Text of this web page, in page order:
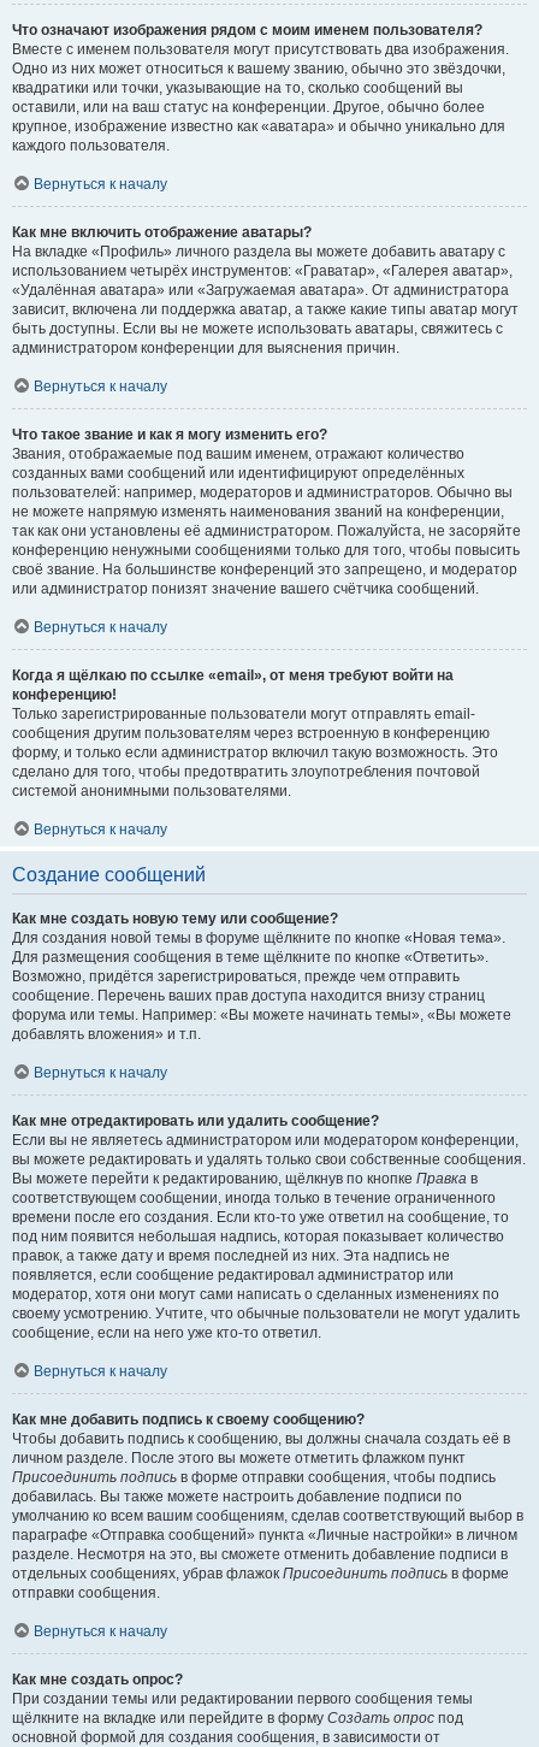
Что означают изображения рядом с моим именем пользователя?
Вместе с именем пользователя могут присутствовать два изображения.
Одно из них может относиться к вашему званию, обычно это звёздочки,
квадратики или точки, указывающие на то, сколько сообщений вы
оставили, или на ваш статус на конференции. Другое, обычно более
крупное, изображение известно как «аватара» и обычно уникально для
каждого пользователя.
Вернуться к началу
Как мне включить отображение аватары?
На вкладке «Профиль» личного раздела вы можете добавить аватару с
использованием четырёх инструментов: «Граватар», «Галерея аватар»,
«Удалённая аватара» или «Загружаемая аватара». От администратора
зависит, включена ли поддержка аватар, а также какие типы аватар могут
быть доступны. Если вы не можете использовать аватары, свяжитесь с
администратором конференции для выяснения причин.
Вернуться к началу
Что такое звание и как я могу изменить его?
Звания, отображаемые под вашим именем, отражают количество
созданных вами сообщений или идентифицируют определённых
пользователей: например, модераторов и администраторов. Обычно вы
не можете напрямую изменять наименования званий на конференции,
так как они установлены её администратором. Пожалуйста, не засоряйте
конференцию ненужными сообщениями только для того, чтобы повысить
своё звание. На большинстве конференций это запрещено, и модератор
или администратор понизят значение вашего счётчика сообщений.
Вернуться к началу
Когда я щёлкаю по ссылке «email», от меня требуют войти на
конференцию!
Только зарегистрированные пользователи могут отправлять email-
сообщения другим пользователям через встроенную в конференцию
форму, и только если администратор включил такую возможность. Это
сделано для того, чтобы предотвратить злоупотребления почтовой
системой анонимными пользователями.
Вернуться к началу
Создание сообщений
Как мне создать новую тему или сообщение?
Для создания новой темы в форуме щёлкните по кнопке «Новая тема».
Для размещения сообщения в теме щёлкните по кнопке «Ответить».
Возможно, придётся зарегистрироваться, прежде чем отправить
сообщение. Перечень ваших прав доступа находится внизу страниц
форума или темы. Например: «Вы можете начинать темы», «Вы можете
добавлять вложения» и т.п.
Вернуться к началу
Как мне отредактировать или удалить сообщение?
Если вы не являетесь администратором или модератором конференции,
вы можете редактировать и удалять только свои собственные сообщения.
Вы можете перейти к редактированию, щёлкнув по кнопке Правка в
соответствующем сообщении, иногда только в течение ограниченного
времени после его создания. Если кто-то уже ответил на сообщение, то
под ним появится небольшая надпись, которая показывает количество
правок, а также дату и время последней из них. Эта надпись не
появляется, если сообщение редактировал администратор или
модератор, хотя они могут сами написать о сделанных изменениях по
своему усмотрению. Учтите, что обычные пользователи не могут удалить
сообщение, если на него уже кто-то ответил.
Вернуться к началу
Как мне добавить подпись к своему сообщению?
Чтобы добавить подпись к сообщению, вы должны сначала создать её в
личном разделе. После этого вы можете отметить флажком пункт
Присоединить подпись в форме отправки сообщения, чтобы подпись
добавилась. Вы также можете настроить добавление подписи по
умолчанию ко всем вашим сообщениям, сделав соответствующий выбор в
параграфе «Отправка сообщений» пункта «Личные настройки» в личном
разделе. Несмотря на это, вы сможете отменить добавление подписи в
отдельных сообщениях, убрав флажок Присоединить подпись в форме
отправки сообщения.
Вернуться к началу
Как мне создать опрос?
При создании темы или редактировании первого сообщения темы
щёлкните на вкладке или перейдите в форму Создать опрос под
основной формой для создания сообщения, в зависимости от